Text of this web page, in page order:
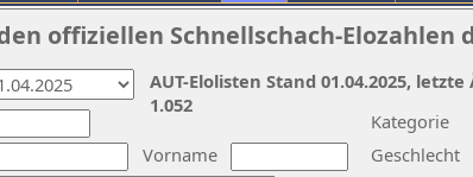
offiziellen Schnellschach-Elozahlen
Vorname
Kategorie
Geschlecht
AUT-Elolisten Stand 01.04.2025,
1.052